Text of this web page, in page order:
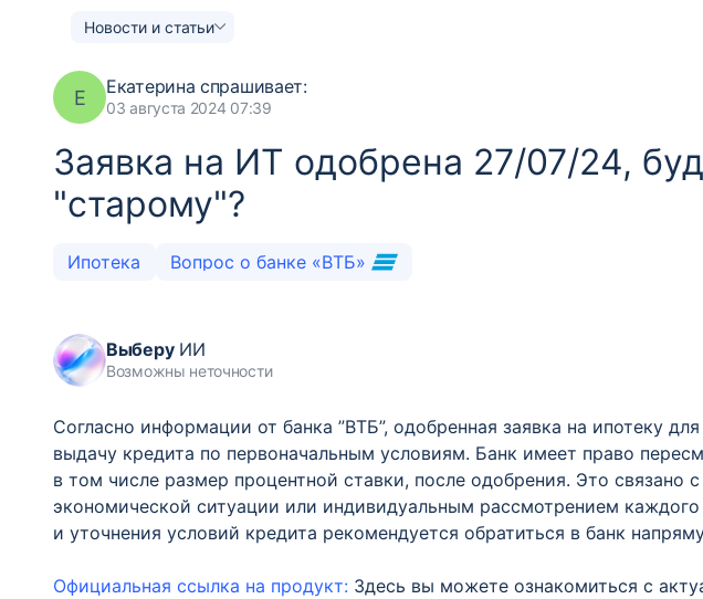
Новости и статьи
Е Екатерина спрашивает:
03 августа 2024 07:39
Заявка на ИТ одобрена 27/07/24,
"старому"?
Ипотека Вопрос о банке «ВТБ»
ВыберуИИ
Возможны неточности
Согласно информации от банка ”ВТБ”, одобренная заявка на ипотеку для
выдачу кредита по первоначальным условиям. Банк имеет право
в том числе размер процентной ставки, после одобрения. Это
экономической ситуации или индивидуальным рассмотрением
и уточнения условий кредита рекомендуется обратиться в банк
Официальная ссылка на продукт: Здесь вы можете ознакомиться с